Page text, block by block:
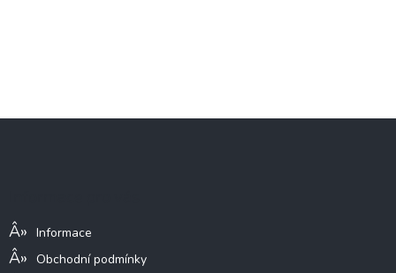
Informace
Obchodní podmínky